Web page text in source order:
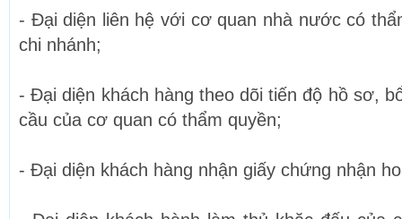
- Đại diện liên hệ với cơ quan nhà nước có
chi nhánh;
- Đại diện khách hàng theo dõi tiến độ hồ sơ,
cầu của cơ quan có thẩm quyền;
- Đại diện khách hàng nhận giấy chứng nhận